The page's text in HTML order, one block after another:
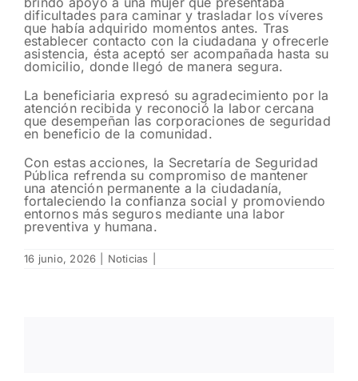
dificultades para caminar y trasladar los víveres
que había adquirido momentos antes. Tras
establecer contacto con la ciudadana y ofrecerle
asistencia, ésta aceptó ser acompañada hasta su
domicilio, donde llegó de manera segura.
La beneficiaria expresó su agradecimiento por la
atención recibida y reconoció la labor cercana
que desempeñan las corporaciones de seguridad
en beneficio de la comunidad.
Con estas acciones, la Secretaría de Seguridad
Pública refrenda su compromiso de mantener
una atención permanente a la ciudadanía,
fortaleciendo la confianza social y promoviendo
entornos más seguros mediante una labor
preventiva y humana.
16 junio, 2026 Noticias